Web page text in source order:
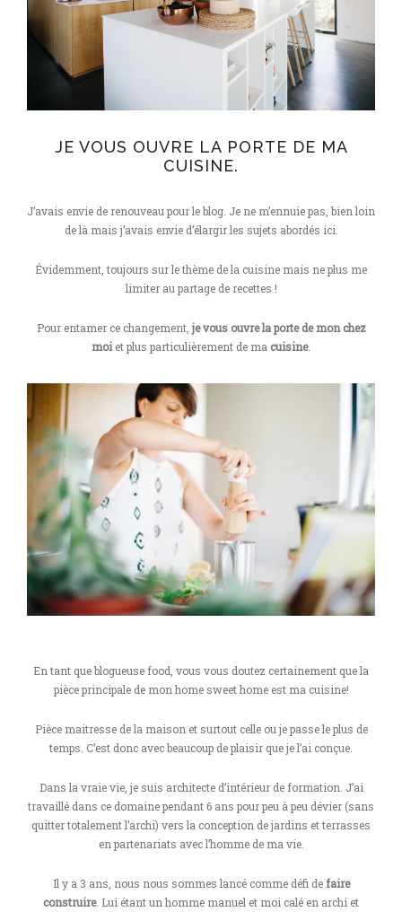
JE VOUS OUVRE LA PORTE DE MA
CUISINE.
J’avais envie de renouveau pour le blog. Je ne m’ennuie pas, bien loin
de là mais j’avais envie d’élargir les sujets abordés ici.
Évidemment, toujours sur le thème de la cuisine mais ne plus me
limiter au partage de recettes !
Pour entamer ce changement, je vous ouvre la porte de mon chez
moi et plus particulièrement de ma cuisine.
En tant que blogueuse food, vous vous doutez certainement que la
pièce principale de mon home sweet home est ma cuisine!
Pièce maitresse de la maison et surtout celle ou je passe le plus de
temps. C’est donc avec beaucoup de plaisir que je l’ai conçue.
Dans la vraie vie, je suis architecte d’intérieur de formation. J’ai
travaillé dans ce domaine pendant 6 ans pour peu à peu dévier (sans
quitter totalement l’archi) vers la conception de jardins et terrasses
en partenariats avec l’homme de ma vie.
Il y a 3 ans, nous nous sommes lancé comme défi de faire
construire. Lui étant un homme manuel et moi calé en archi et